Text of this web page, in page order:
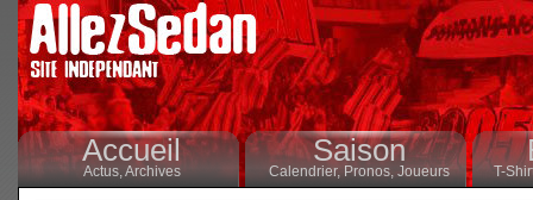
Accueil
Actus,Archives
Saison
Calendrier,Pronos, Joueurs T-